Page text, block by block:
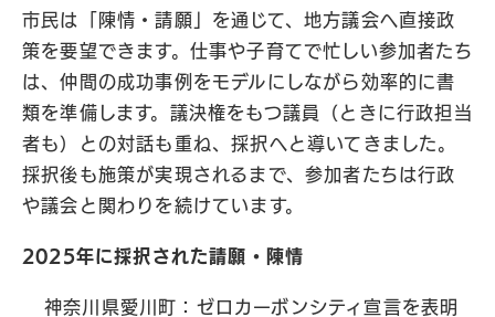
市民は「陳情・請願」を通じて、地方議会へ直接政
策を要望できます。仕事や子育てで忙しい参加者たち
は、仲間の成功事例をモデルにしながら効率的に書
類を準備します。議決権をもつ議員（ときに行政担当
者も）との対話も重ね、採択へと導いてきました。
採択後も施策が実現されるまで、参加者たちは行政
や議会と関わりを続けています。
2025年に採択された請願・陳情
神奈川県愛川町：ゼロカーボンシティ宣言を表明